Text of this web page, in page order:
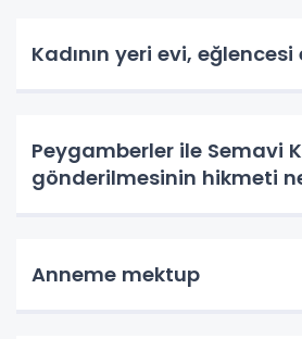
Kadının yeri evi, eğlencesi
Peygamberler ile Semavi
gönderilmesinin hikmeti
Anneme mektup